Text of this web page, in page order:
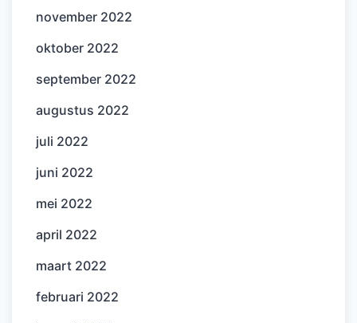
november 2022
oktober 2022
september 2022
augustus 2022
juli 2022
juni 2022
mei 2022
april 2022
maart 2022
februari 2022